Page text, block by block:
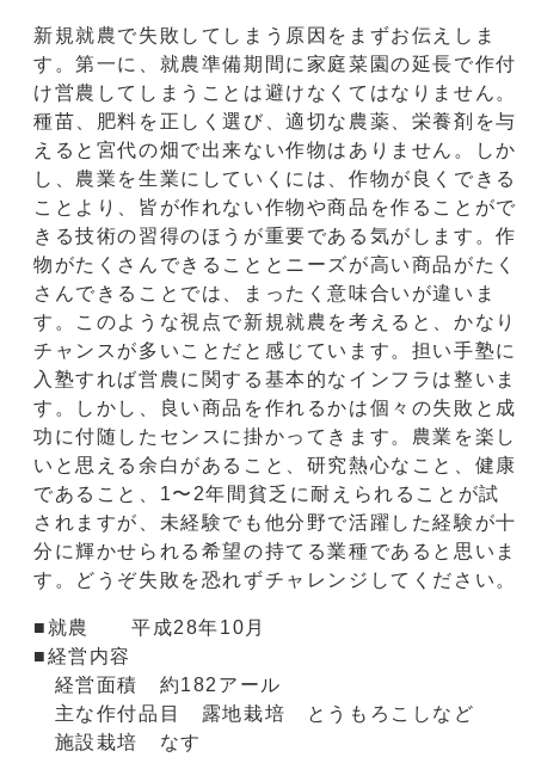
新規就農で失敗してしまう原因をまずお伝えしま
す。第一に、就農準備期間に家庭菜園の延長で作付
け営農してしまうことは避けなくてはなりません。
種苗、肥料を正しく選び、適切な農薬、栄養剤を与
えると宮代の畑で出来ない作物はありません。しか
し、農業を生業にしていくには、作物が良くできる
ことより、皆が作れない作物や商品を作ることがで
きる技術の習得のほうが重要である気がします。作
物がたくさんできることとニーズが高い商品がたく
さんできることでは、まったく意味合いが違いま
す。このような視点で新規就農を考えると、かなり
チャンスが多いことだと感じています。担い手塾に
入塾すれば営農に関する基本的なインフラは整いま
す。しかし、良い商品を作れるかは個々の失敗と成
功に付随したセンスに掛かってきます。農業を楽し
いと思える余白があること、研究熱心なこと、健康
であること、1〜2年間貧乏に耐えられることが試
されますが、未経験でも他分野で活躍した経験が十
分に輝かせられる希望の持てる業種であると思いま
す。どうぞ失敗を恐れずチャレンジしてください。
■就農 平成28年10月
■経営内容
経営面積 約182アール
主な作付品目 露地栽培 とうもろこしなど
施設栽培 なす